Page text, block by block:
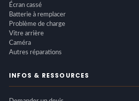
Écran cassé
Batterie à remplacer
Problème de charge
Vitre arrière
Caméra
Autres réparations
INFOS & RESSOURCES